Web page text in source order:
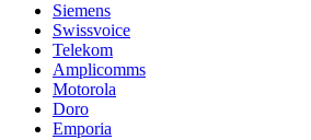
Siemens
Swissvoice
Telekom
Amplicomms
Motorola
Doro
Emporia